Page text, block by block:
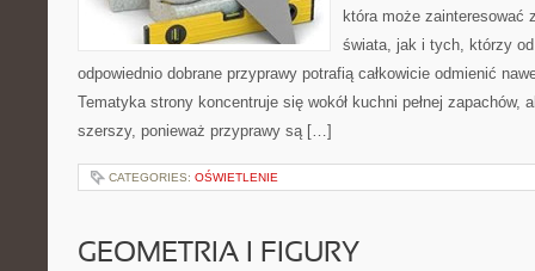
która może zainteresować
świata, jak i tych, którzy
odpowiednio dobrane przyprawy potrafią całkowicie odmienić
Tematyka strony koncentruje się wokół kuchni pełnej zapachów,
szerszy, ponieważ przyprawy są […]
CATEGORIES: OŚWIETLENIE
GEOMETRIA I FIGURY